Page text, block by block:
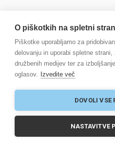
O piškotkih na spletni
Piškotke uporabljamo za
delovanju in uporabi spletne
družbenih medijev ter za
oglasov.
Izvedite več
DOVOLI VSE
NASTAVITVE